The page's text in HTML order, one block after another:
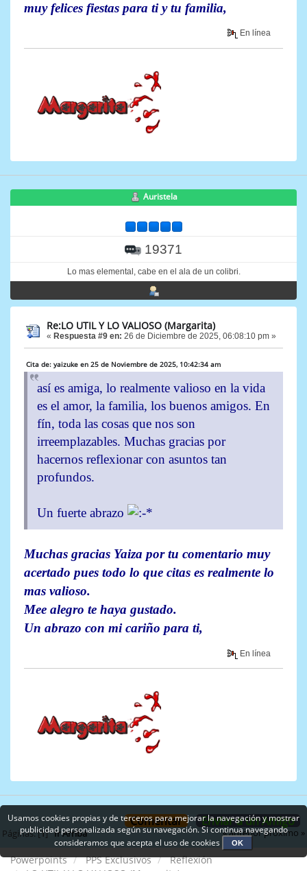
muy felices fiestas para ti y tu familia,
En línea
Auristela
19371
Lo mas elemental, cabe en el ala de un colibri.
Re:LO UTIL Y LO VALIOSO (Margarita)
« Respuesta #9 en: 26 de Diciembre de 2025, 06:08:10 pm »
Cita de: yaizuke en 25 de Noviembre de 2025, 10:42:34 am
así es amiga, lo realmente valioso en la vida
es el amor, la familia, los buenos amigos. En
fín, toda las cosas que nos son
irreemplazables. Muchas gracias por
hacernos reflexionar con asuntos tan
profundos.
Un fuerte abrazo
Muchas gracias Yaiza por tu comentario muy
acertado pues todo lo que citas es realmente lo
mas valioso.
Mee alegro te haya gustado.
Un abrazo con mi cariño para ti,
En línea
Comentar Enviar a un Amigo
Páginas: [1]Ir Arriba « anteriorpróximo »
Powerpoints PPS Exclusivos
Reflexión
Usamos cookies propias y de terceros para mejorar la navegación y mostrar
publicidad personalizada según su navegación. Si continua navegando
consideramos que acepta el uso de cookies
OK